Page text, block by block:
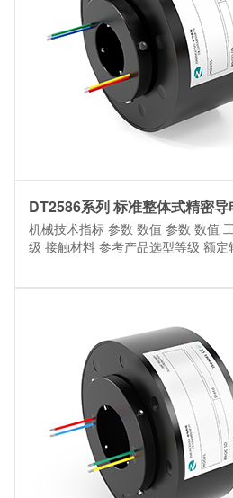
DT2586系列 标准整体式精密导
机械技术指标 参数 数值 参数 数值
级 接触材料 参考产品选型等级 额